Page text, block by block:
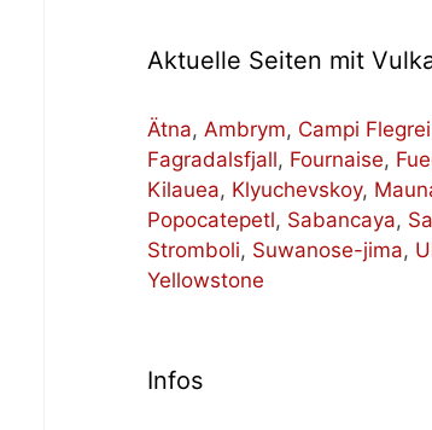
Aktuelle Seiten mit
Ätna, Ambrym, Campi Flegrei
Fagradalsfjall, Fournaise,
Kilauea, Klyuchevskoy,
Popocatepetl, Sabancaya,
Stromboli, Suwanose-jima,
Yellowstone
Infos